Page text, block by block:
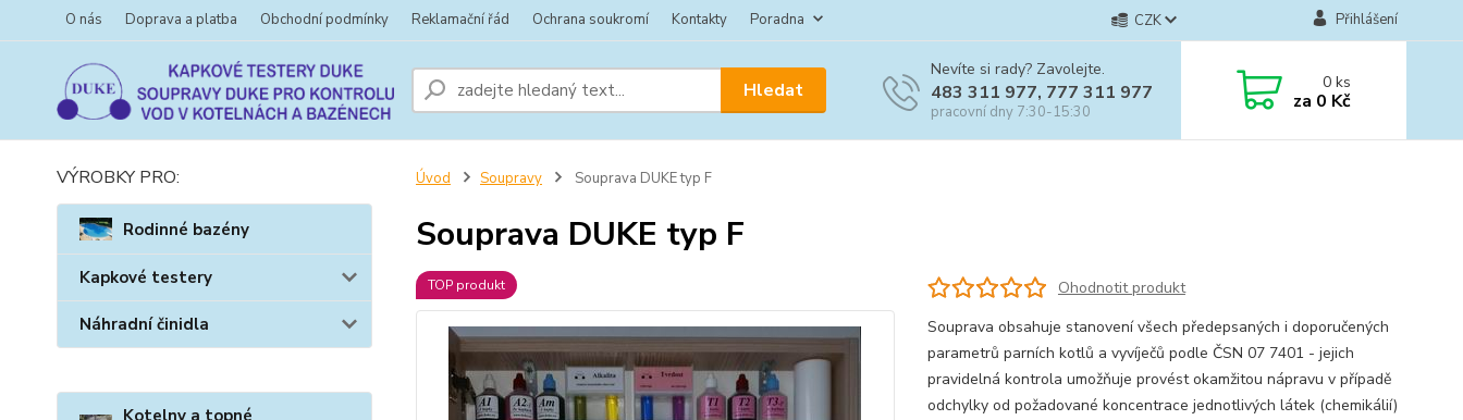
O nás Doprava a platba Obchodní podmínky Reklamační řád Ochrana soukromí Kontakty Poradna CZK Přihlášení
Hledat
Nevíte si rady? Zavolejte.
483 311 977, 777 311 977
pracovní dny 7:30-15:30
0ks
za 0 Kč
VÝROBKY PRO:
Rodinné bazény
Kapkové testery
Náhradní činidla
Úvod Soupravy Souprava DUKE typ F
Souprava DUKE typ F
TOP produkt
Ohodnotit produkt
Souprava obsahuje stanovení všech předepsaných i doporučených
parametrů parních kotlů a vyvíječů podle ČSN 07 7401 - jejich
pravidelná kontrola umožňuje provést okamžitou nápravu v případě
odchylky od požadované koncentrace jednotlivých látek (chemikálií)